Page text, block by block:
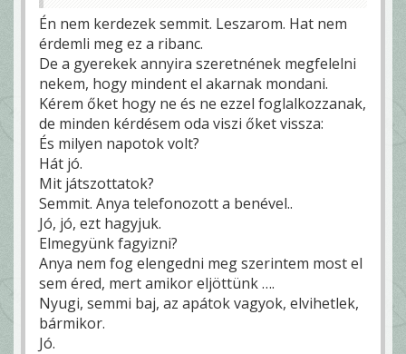
Én nem kerdezek semmit. Leszarom. Hat nem
érdemli meg ez a ribanc.
De a gyerekek annyira szeretnének megfelelni
nekem, hogy mindent el akarnak mondani.
Kérem őket hogy ne és ne ezzel foglalkozzanak,
de minden kérdésem oda viszi őket vissza:
És milyen napotok volt?
Hát jó.
Mit játszottatok?
Semmit. Anya telefonozott a benével..
Jó, jó, ezt hagyjuk.
Elmegyünk fagyizni?
Anya nem fog elengedni meg szerintem most el
sem éred, mert amikor eljöttünk ….
Nyugi, semmi baj, az apátok vagyok, elvihetlek,
bármikor.
Jó.